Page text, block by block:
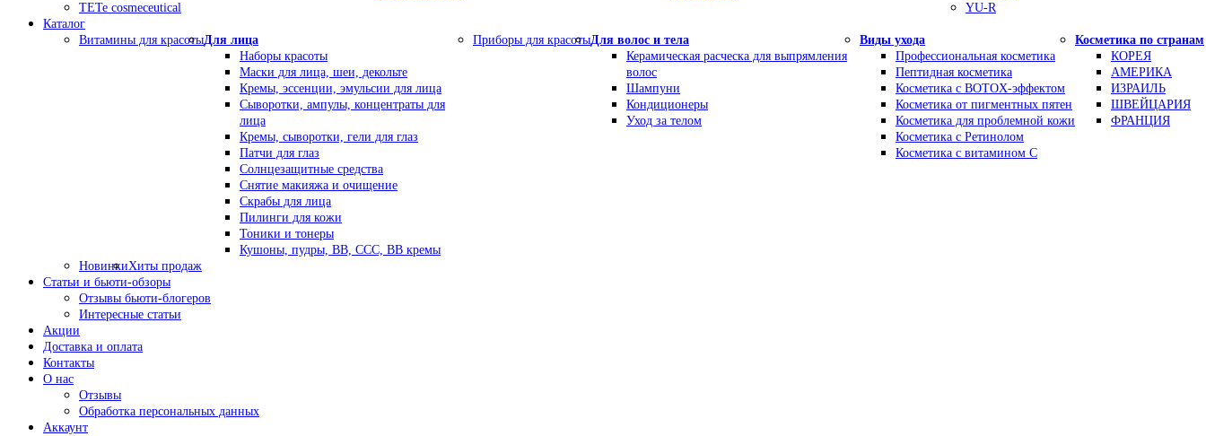
TETe cosmeceutical
YU-R
Каталог
Витамины для красотыДля лица
Наборы красоты
Маски для лица, шеи, декольте
Кремы, эссенции, эмульсии для лица
Сыворотки, ампулы, концентраты для
лица
Кремы, сыворотки, гели для глаз
Патчи для глаз
Солнцезащитные средства
Снятие макияжа и очищение
Скрабы для лица
Пилинги для кожи
Тоники и тонеры
Кушоны, пудры, ВВ, ССС, ВВ кремы
Приборы для красотыДля волос и тела
Керамическая расческа для выпрямления
волос
Шампуни
Кондиционеры
Уход за телом
Виды ухода
Профессиональная косметика
Пептидная косметика
Косметика с BOTOX-эффектом
Косметика от пигментных пятен
Косметика для проблемной кожи
Косметика с Ретинолом
Косметика с витамином С
Косметика по странам
КОРЕЯ
АМЕРИКА
ИЗРАИЛЬ
ШВЕЙЦАРИЯ
ФРАНЦИЯ
НовинкиХиты продаж
Статьи и бьюти-обзоры
Отзывы бьюти-блогеров
Интересные статьи
Акции
Доставка и оплата
Контакты
О нас
Отзывы
Обработка персональных данных
Аккаунт